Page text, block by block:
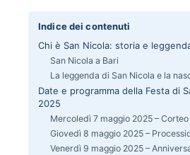
Indice dei contenuti
Chi è San Nicola: storia e
San Nicola a Bari
La leggenda di San Nicola e la
Date e programma della Festa di
2025
Mercoledì 7 maggio 2025 –
Giovedì 8 maggio 2025 –
Venerdì 9 maggio 2025 –